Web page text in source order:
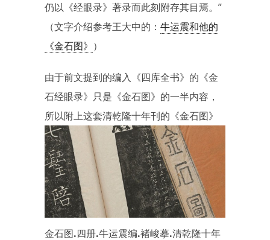
仍以《经眼录》著录而此刻附存其目焉。”
（文字介绍参考王大中的： 牛运震和他的
《金石图》 ）
由于前文提到的编入《四库全书》的《金
石经眼录》只是《金石图》的一半内容，
所以附上这套清乾隆十年刊的《金石图》
金石图.四册.牛运震编.褚峻摹.清乾隆十年